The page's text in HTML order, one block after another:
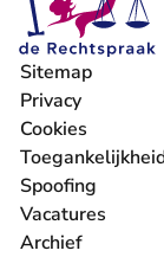
Sitemap
Privacy
Cookies
Spoofing
Vacatures
- U verlaat
Archief